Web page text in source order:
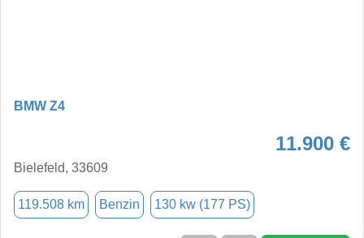
BMW Z4
11.900 €
Bielefeld, 33609
119.508 km Benzin 130 kw (177 PS)